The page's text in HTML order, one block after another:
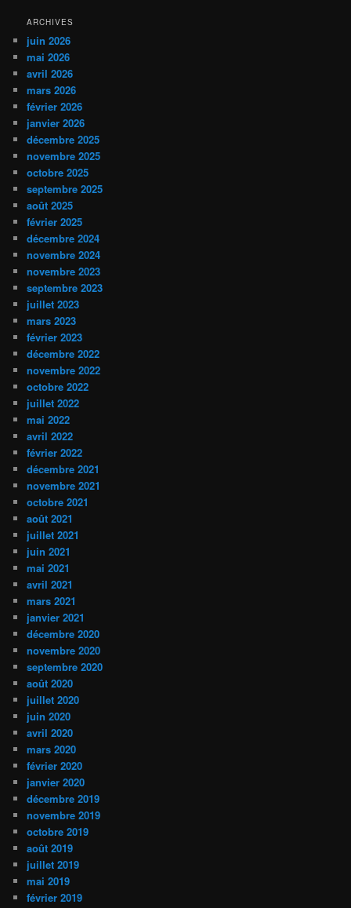
ARCHIVES
juin 2026
mai 2026
avril 2026
mars 2026
février 2026
janvier 2026
décembre 2025
novembre 2025
octobre 2025
septembre 2025
août 2025
février 2025
décembre 2024
novembre 2024
novembre 2023
septembre 2023
juillet 2023
mars 2023
février 2023
décembre 2022
novembre 2022
octobre 2022
juillet 2022
mai 2022
avril 2022
février 2022
décembre 2021
novembre 2021
octobre 2021
août 2021
juillet 2021
juin 2021
mai 2021
avril 2021
mars 2021
janvier 2021
décembre 2020
novembre 2020
septembre 2020
août 2020
juillet 2020
juin 2020
avril 2020
mars 2020
février 2020
janvier 2020
décembre 2019
novembre 2019
octobre 2019
août 2019
juillet 2019
mai 2019
février 2019